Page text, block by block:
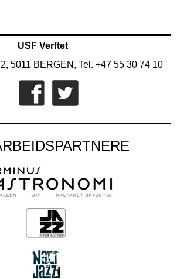
USF Verftet
5011 BERGEN, Tel. +47 55 30 74 10